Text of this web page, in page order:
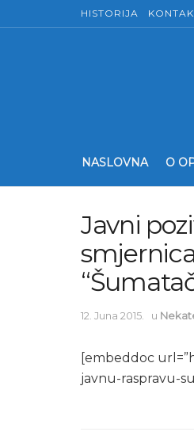
HISTORIJA
NASLOVNA O
Javni
12. Juna 2015. u
[embeddoc
javnu-raspravu-